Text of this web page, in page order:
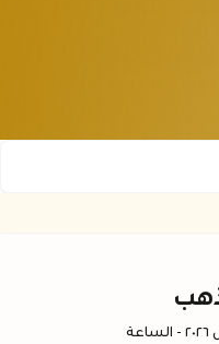
٢٠٢٦ -
الساعة